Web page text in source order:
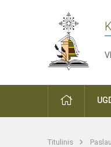
PRADŽIA
Titulinis